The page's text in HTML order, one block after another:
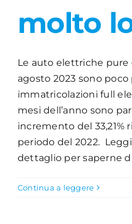
molto
Le auto elettriche pure
agosto 2023 sono
immatricolazioni full
mesi dell’anno sono
incremento del 33,21%
periodo del 2022.
dettaglio per saperne
Continua a leggere